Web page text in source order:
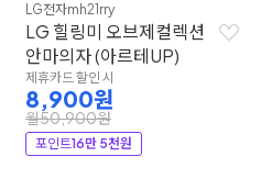
LG전자mh21rry
LG 힐링미 오브제컬렉션
안마의자 (아르테UP)
제휴카드 할인 시
8,900원
월50,900원
포인트16만 5천원